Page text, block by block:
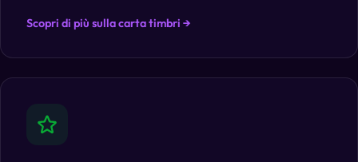
Scopri di più sulla carta timbri →